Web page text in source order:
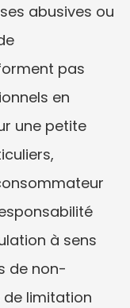
abusives ou
pas
en
une petite
à sens
de non-
limitation